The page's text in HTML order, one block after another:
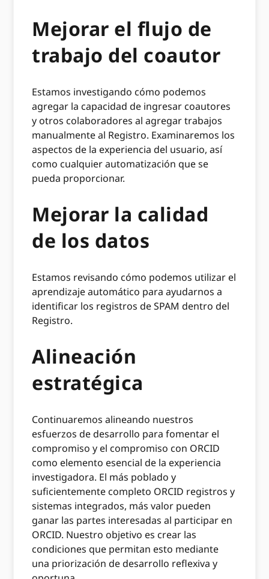
Mejorar el flujo de
trabajo del coautor
Estamos investigando cómo podemos
agregar la capacidad de ingresar coautores
y otros colaboradores al agregar trabajos
manualmente al Registro. Examinaremos los
aspectos de la experiencia del usuario, así
como cualquier automatización que se
pueda proporcionar.
Mejorar la calidad
de los datos
Estamos revisando cómo podemos utilizar el
aprendizaje automático para ayudarnos a
identificar los registros de SPAM dentro del
Registro.
Alineación
estratégica
Continuaremos alineando nuestros
esfuerzos de desarrollo para fomentar el
compromiso y el compromiso con ORCID
como elemento esencial de la experiencia
investigadora. El más poblado y
suficientemente completo ORCID registros y
sistemas integrados, más valor pueden
ganar las partes interesadas al participar en
ORCID. Nuestro objetivo es crear las
condiciones que permitan esto mediante
una priorización de desarrollo reflexiva y